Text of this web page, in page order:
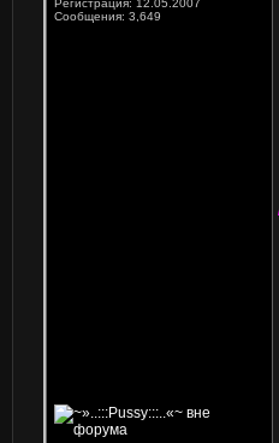
Регистрация: 12.05.2007
Сообщения: 3,649